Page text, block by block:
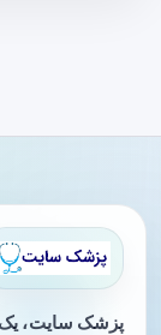
پزشک سایت،